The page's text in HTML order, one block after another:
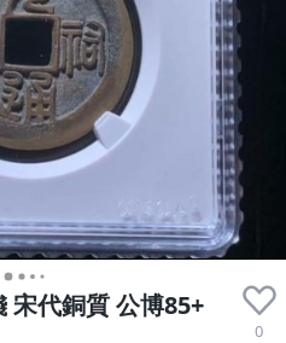
宋代銅質 公博85+
0